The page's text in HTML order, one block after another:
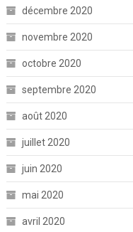
décembre 2020
novembre 2020
octobre 2020
septembre 2020
août 2020
juillet 2020
juin 2020
mai 2020
avril 2020